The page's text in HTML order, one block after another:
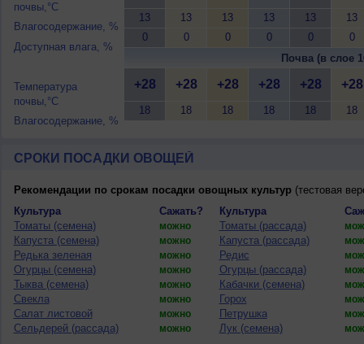
почвы,°C
Влагосодержание, %
Доступная влага, %
Температура
почвы,°C
Влагосодержание, %
13
0
13
0
13
0
13
0
13
0
13
0
Почва (в слое
+28
18
+28
18
+28
18
+28
18
+28
18
+28
18
СРОКИ ПОСАДКИ ОВОЩЕЙ
Рекомендации по срокам посадки овощных культур(тестовая
Культура
Сажать? Культура
Томаты (семена)
можно Томаты (рассада)
Капуста (семена) можно Капуста (рассада)
Редька зеленая можно Редис
Огурцы (семена) можно Огурцы (рассада)
Тыква (семена) можно Кабачки (семена)
Свекла можно Горох
Салат листовой можно Петрушка
Сельдерей (рассада) можно Лук (семена)